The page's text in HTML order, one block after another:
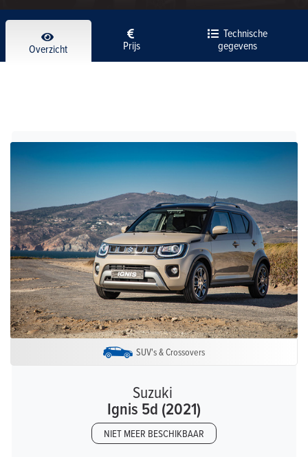
Overzicht Prijs
Technische
gegevens
SUV's & Crossovers
Suzuki
Ignis 5d (2021)
NIET MEER BESCHIKBAAR